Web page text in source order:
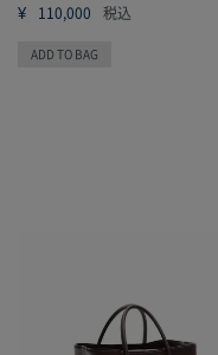
¥ 110,000 税込
ADD TO BAG